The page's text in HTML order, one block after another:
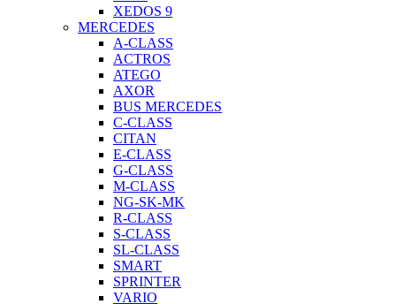
XEDOS 9
MERCEDES
A-CLASS
ACTROS
ATEGO
AXOR
BUS MERCEDES
C-CLASS
CITAN
E-CLASS
G-CLASS
M-CLASS
NG-SK-MK
R-CLASS
S-CLASS
SL-CLASS
SMART
SPRINTER
VARIO